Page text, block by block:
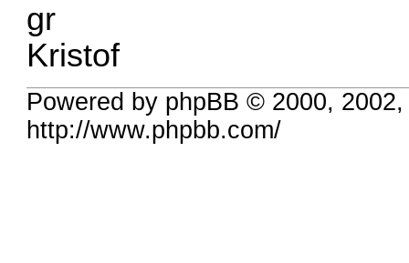
gr
Kristof
Powered by phpBB © 2000,
http://www.phpbb.com/